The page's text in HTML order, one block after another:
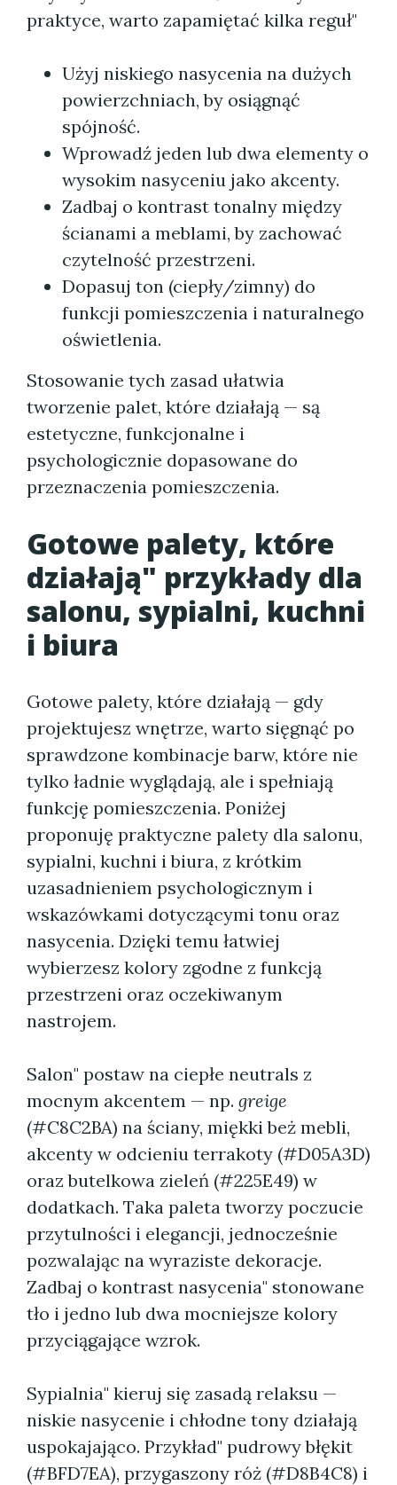
praktyce, warto zapamiętać kilka reguł"
Użyj niskiego nasycenia na dużych
powierzchniach, by osiągnąć
spójność.
Wprowadź jeden lub dwa elementy o
wysokim nasyceniu jako akcenty.
Zadbaj o kontrast tonalny między
ścianami a meblami, by zachować
czytelność przestrzeni.
Dopasuj ton (ciepły/zimny) do
funkcji pomieszczenia i naturalnego
oświetlenia.
Stosowanie tych zasad ułatwia
tworzenie palet, które działają — są
estetyczne, funkcjonalne i
psychologicznie dopasowane do
przeznaczenia pomieszczenia.
Gotowe palety, które
działają" przykłady dla
salonu, sypialni, kuchni
i biura
Gotowe palety, które działają — gdy
projektujesz wnętrze, warto sięgnąć po
sprawdzone kombinacje barw, które nie
tylko ładnie wyglądają, ale i spełniają
funkcję pomieszczenia. Poniżej
proponuję praktyczne palety dla salonu,
sypialni, kuchni i biura, z krótkim
uzasadnieniem psychologicznym i
wskazówkami dotyczącymi tonu oraz
nasycenia. Dzięki temu łatwiej
wybierzesz kolory zgodne z funkcją
przestrzeni oraz oczekiwanym
nastrojem.
Salon" postaw na ciepłe neutrals z
mocnym akcentem — np. greige
(#C8C2BA) na ściany, miękki beż mebli,
akcenty w odcieniu terrakoty (#D05A3D)
oraz butelkowa zieleń (#225E49) w
dodatkach. Taka paleta tworzy poczucie
przytulności i elegancji, jednocześnie
pozwalając na wyraziste dekoracje.
Zadbaj o kontrast nasycenia" stonowane
tło i jedno lub dwa mocniejsze kolory
przyciągające wzrok.
Sypialnia" kieruj się zasadą relaksu —
niskie nasycenie i chłodne tony działają
uspokajająco. Przykład" pudrowy błękit
(#BFD7EA), przygaszony róż (#D8B4C8) i